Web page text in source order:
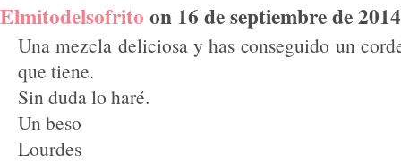
Elmitodelsofrito on 16 de septiembre de
Una mezcla deliciosa y has conseguido un
que tiene.
Sin duda lo haré.
Un beso
Lourdes